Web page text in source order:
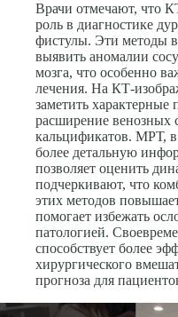
Врачи отмечают, что
роль в диагностике
фистулы. Эти методы
выявить аномалии
мозга, что особенно
лечения. На КТ-
заметить характерные
расширение венозных
кальцификатов. МРТ, в
более детальную
позволяет оценить
подчеркивают, что
этих методов
помогает избежать
патологией.
способствует более
хирургического
прогноза для